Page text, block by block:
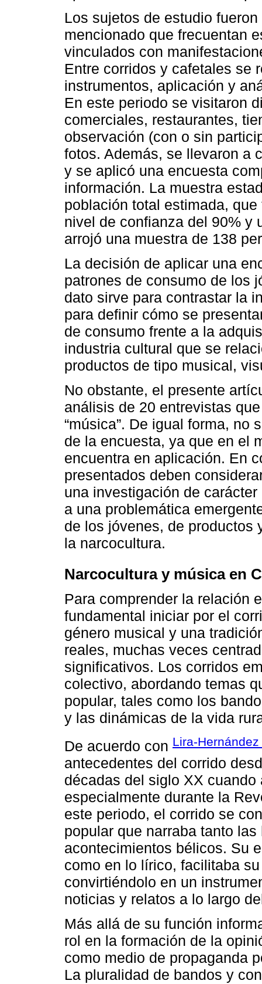
Los sujetos de estudio
mencionado que frecuentan
vinculados con
Entre corridos y cafetales se
instrumentos, aplicación y
En este periodo se visitaron
comerciales, restaurantes,
observación (con o sin
fotos. Además, se llevaron a
y se aplicó una encuesta
información. La muestra
población total estimada,
nivel de confianza del 90% y
arrojó una muestra de 138
La decisión de aplicar una
patrones de consumo de los
dato sirve para contrastar la
para definir cómo se
de consumo frente a la
industria cultural que se
productos de tipo musical,
No obstante, el presente
análisis de 20 entrevistas
“música”. De igual forma,
de la encuesta, ya que en el
encuentra en aplicación. En
presentados deben
una investigación de
a una problemática
de los jóvenes, de productos
la narcocultura.
Narcocultura y música en
Para comprender la relación
fundamental iniciar por el
género musical y una
reales, muchas veces
significativos. Los corridos
colectivo, abordando temas
popular, tales como los
y las dinámicas de la vida
De acuerdo con Lira-
antecedentes del corrido
décadas del siglo XX
especialmente durante la
este periodo, el corrido se
popular que narraba tanto
acontecimientos bélicos. Su
como en lo lírico, facilitaba
convirtiéndolo en un
noticias y relatos a lo largo
Más allá de su función
rol en la formación de la
como medio de propaganda
La pluralidad de bandos y